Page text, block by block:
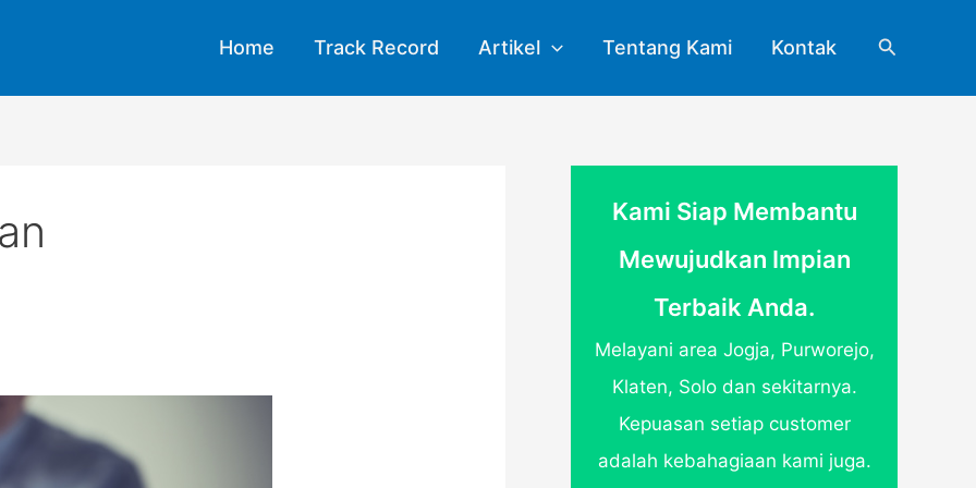
Home Track Record Artikel Tentang Kami Kontak Search
Kami Siap Membantu
Mewujudkan Impian
Terbaik Anda.
Melayani area Jogja, Purworejo,
Klaten, Solo dan sekitarnya.
Kepuasan setiap customer
adalah kebahagiaan kami juga.